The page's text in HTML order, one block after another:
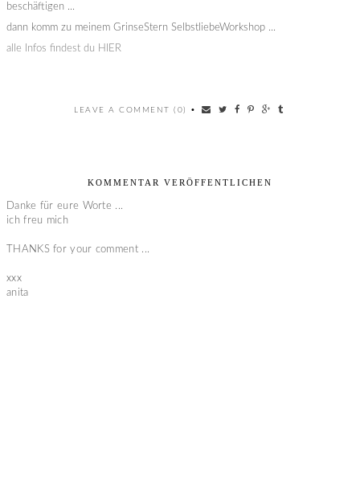
beschäftigen ...
dann komm zu meinem GrinseStern SelbstliebeWorkshop ...
alle Infos findest du HIER
LEAVE A COMMENT (0) •
KOMMENTAR VERÖFFENTLICHEN
Danke für eure Worte ...
ich freu mich
THANKS for your comment ...
xxx
anita